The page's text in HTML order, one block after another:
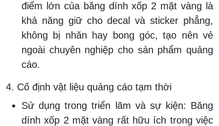
điểm lớn của băng dính xốp 2 mặt vàng là
khả năng giữ cho decal và sticker phẳng,
không bị nhăn hay bong góc, tạo nên vẻ
ngoài chuyên nghiệp cho sản phẩm quảng
cáo.
4. Cố định vật liệu quảng cáo tạm thời
Sử dụng trong triển lãm và sự kiện: Băng
dính xốp 2 mặt vàng rất hữu ích trong việc